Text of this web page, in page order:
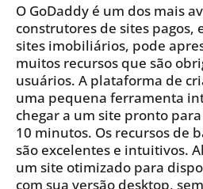
O GoDaddy é um dos mais
construtores de sites pagos,
sites imobiliários, pode
muitos recursos que são
usuários. A plataforma de
uma pequena ferramenta
chegar a um site pronto
10 minutos. Os recursos de
são excelentes e intuitivos.
um site otimizado para
com sua versão desktop,